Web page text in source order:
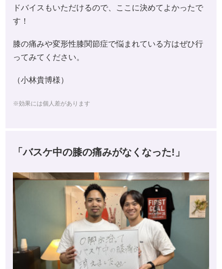
ドバイスもいただけるので、ここに決めてよかったで
す！
膝の痛みや変形性膝関節症で悩まれている方はぜひ行
ってみてください。
（小林貴博様）
※効果には個人差があります
「バスケ中の膝の痛みがなくなった!」